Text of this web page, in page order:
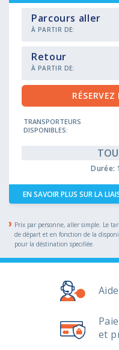
Parcours aller
À PARTIR DE:
Retour
À PARTIR DE:
TRANSPORTEURS
DISPONIBLES:
Durée:
EN SAVOIR PLUS SUR LA
Prix par personne, aller simple. Le
de départ et en fonction de la
pour la déstination specifiée.
et